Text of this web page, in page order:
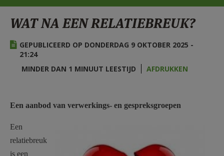
HULP
STARTPAGINA PORTAAL
WAT NA EEN RELATIEBREUK?
GEPUBLICEERD OP DONDERDAG 9 OKTOBER 2025 -
21:24
MINDER DAN 1 MINUUT LEESTIJD
AFDRUKKEN
Een aanbod van verwerkings- en gespreksgroepen
relatiebreuk.jpg
Een
relatiebreuk
is een